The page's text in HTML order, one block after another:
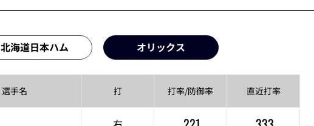
北海道日本ハム オリックス
選手名 打 打率/防御率 直近打率